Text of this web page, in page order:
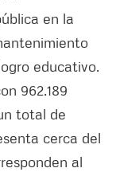
en la
educativo.
962.189
total de
cerca del
al